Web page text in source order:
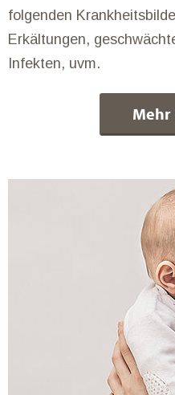
folgenden
Erkältungen,
Infekten, uvm.
Mehr